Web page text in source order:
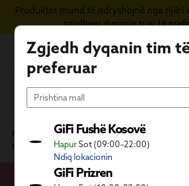
Kapërce te përmbajtja kryesore
Produktet mund të ndryshojnë nga njëri
zgjidheni dyqanin tuaj të
Zgjedh dyqanin tim
preferuar
GiFi Fushë Kosovë
HapurSot (09:00–22:00)
Ndiq lokacionin
GiFi Prizren
Kategoritë GiFi
Shtëpia
Kujdesi personal, mirëqenia dhe banjo